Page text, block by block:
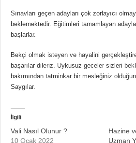
Sınavları geçen adayları çok zorlayıcı
beklemektedir. Eğitimleri tamamlayan
başlarlar.
Bekçi olmak isteyen ve hayalini
başarılar dileriz. Uykusuz geceler sizleri
bakımından tatminkar bir mesleğiniz
Saygılar.
İlgili
Vali Nasıl Olunur ?
10 Ocak 2022
Hazine
Uzman